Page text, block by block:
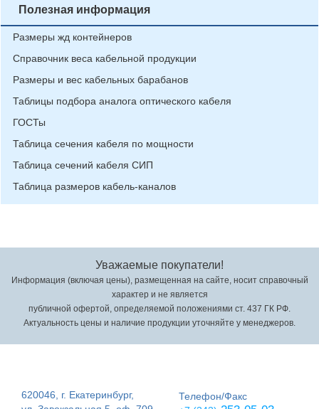
Полезная информация
Размеры жд контейнеров
Справочник веса кабельной продукции
Размеры и вес кабельных барабанов
Таблицы подбора аналога оптического кабеля
ГОСТы
Таблица сечения кабеля по мощности
Таблица сечений кабеля СИП
Таблица размеров кабель-каналов
Уважаемые покупатели!
Информация (включая цены), размещенная на сайте, носит справочный
характер и не является
публичной офертой, определяемой положениями ст. 437 ГК РФ.
Актуальность цены и наличие продукции уточняйте у менеджеров.
620046, г. Екатеринбург,
Телефон/Факс